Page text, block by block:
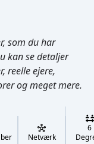
som du har
kan se detaljer
reelle ejere,
og meget mere.
Netværk
6